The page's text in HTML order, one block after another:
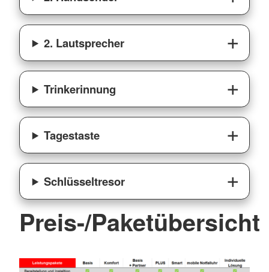
2. Lautsprecher
Trinkerinnung
Tagestaste
Schlüsseltresor
Preis-/Paketübersicht